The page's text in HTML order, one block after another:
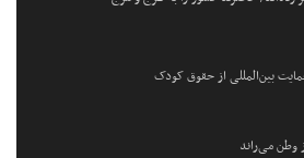
بین‌المللی از حقوق کودک
وطن می‌راند